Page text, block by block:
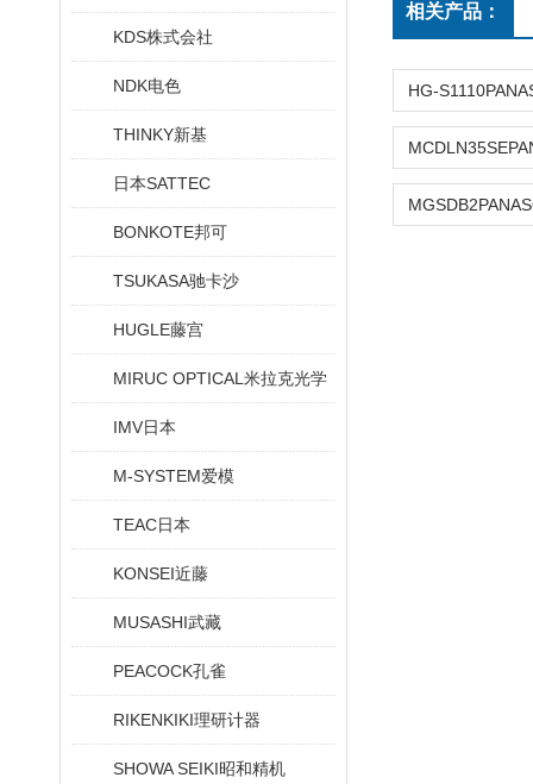
KDS株式会社
NDK电色
THINKY新基
日本SATTEC
BONKOTE邦可
TSUKASA驰卡沙
HUGLE藤宫
MIRUC OPTICAL米拉克光学
IMV日本
M-SYSTEM爱模
TEAC日本
KONSEI近藤
MUSASHI武藏
PEACOCK孔雀
RIKENKIKI理研计器
SHOWA SEIKI昭和精机
相关产品：